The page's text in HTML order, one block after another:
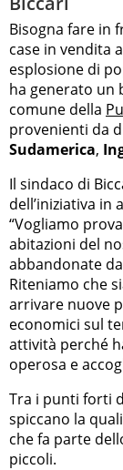
Bisogna fare in
case in vendita
esplosione di
ha generato un
comune della
provenienti da
Sudamerica,
Il sindaco di
dell’iniziativa in
“Vogliamo
abitazioni del
abbandonate
Riteniamo che
arrivare nuove
economici sul
attività perché
operosa e
Tra i punti forti
spiccano la
che fa parte
piccoli.